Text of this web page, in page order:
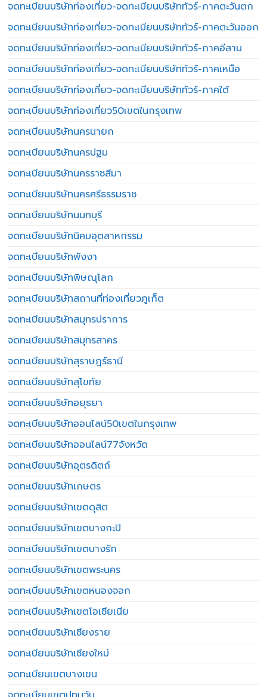
จดทะเบียนบริษัทท่องเที่ยว-จดทะเบียนบริษัททัวร์-ภาคตะวันตก
จดทะเบียนบริษัทท่องเที่ยว-จดทะเบียนบริษัททัวร์-ภาคตะวันออก
จดทะเบียนบริษัทท่องเที่ยว-จดทะเบียนบริษัททัวร์-ภาคอีสาน
จดทะเบียนบริษัทท่องเที่ยว-จดทะเบียนบริษัททัวร์-ภาคเหนือ
จดทะเบียนบริษัทท่องเที่ยว-จดทะเบียนบริษัททัวร์-ภาคใต้
จดทะเบียนบริษัทท่องเที่ยว50เขตในกรุงเทพ
จดทะเบียนบริษัทนครนายก
จดทะเบียนบริษัทนครปฐม
จดทะเบียนบริษัทนครราชสีมา
จดทะเบียนบริษัทนครศรีธรรมราช
จดทะเบียนบริษัทนนทบุรี
จดทะเบียนบริษัทนิคมอุตสาหกรรม
จดทะเบียนบริษัทพังงา
จดทะเบียนบริษัทพิษณุโลก
จดทะเบียนบริษัทสถานที่ท่องเที่ยวภูเก็ต
จดทะเบียนบริษัทสมุทรปราการ
จดทะเบียนบริษัทสมุทรสาคร
จดทะเบียนบริษัทสุราษฎร์ธานี
จดทะเบียนบริษัทสุโขทัย
จดทะเบียนบริษัทอยุธยา
จดทะเบียนบริษัทออนไลน์50เขตในกรุงเทพ
จดทะเบียนบริษัทออนไลน์77จังหวัด
จดทะเบียนบริษัทอุตรดิตถ์
จดทะเบียนบริษัทเกษตร
จดทะเบียนบริษัทเขตดุสิต
จดทะเบียนบริษัทเขตบางกะปิ
จดทะเบียนบริษัทเขตบางรัก
จดทะเบียนบริษัทเขตพระนคร
จดทะเบียนบริษัทเขตหนองจอก
จดทะเบียนบริษัทเขตโอเชียเนีย
จดทะเบียนบริษัทเชียงราย
จดทะเบียนบริษัทเชียงใหม่
จดทะเบียนเขตบางเขน